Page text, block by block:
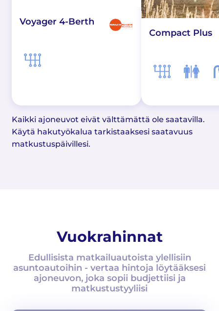
Voyager 4-Berth
Compact Plus
Kaikki ajoneuvot eivät välttämättä ole saatavilla.
Käytä hakutyökalua tarkistaaksesi saatavuus
matkustuspäivillesi.
Vuokrahinnat
Edullisista matkailuautoista ylellisiin
asuntoautoihin - vertaa hintoja löytääksesi
ajoneuvon, joka sopii budjettiisi ja
matkustustyyliisi